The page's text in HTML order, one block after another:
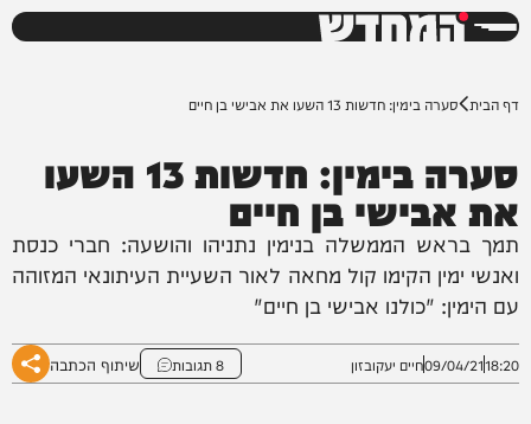
המחדש
דף הבית סערה בימין: חדשות 13 השעו את אבישי בן חיים
סערה בימין: חדשות 13 השעו
את אבישי בן חיים
תמך בראש הממשלה בנימין נתניהו והושעה: חברי כנסת
ואנשי ימין הקימו קול מחאה לאור השעיית העיתונאי המזוהה
עם הימין: "כולנו אבישי בן חיים"
18:20
09/04/21חיים יעקובזון 8 תגובות שיתוף הכתבה